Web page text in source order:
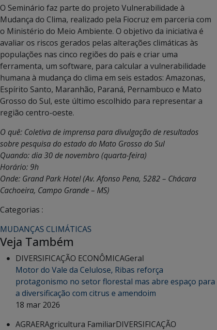
O Seminário faz parte do projeto Vulnerabilidade à
Mudança do Clima, realizado pela Fiocruz em parceria com
o Ministério do Meio Ambiente. O objetivo da iniciativa é
avaliar os riscos gerados pelas alterações climáticas às
populações nas cinco regiões do país e criar uma
ferramenta, um software, para calcular a vulnerabilidade
humana à mudança do clima em seis estados: Amazonas,
Espírito Santo, Maranhão, Paraná, Pernambuco e Mato
Grosso do Sul, este último escolhido para representar a
região centro-oeste.
O quê: Coletiva de imprensa para divulgação de resultados
sobre pesquisa do estado do Mato Grosso do Sul
Quando: dia 30 de novembro (quarta-feira)
Horário: 9h
Onde: Grand Park Hotel (Av. Afonso Pena, 5282 – Chácara
Cachoeira, Campo Grande – MS)
Categorias :
MUDANÇAS CLIMÁTICAS
Veja Também
DIVERSIFICAÇÃO ECONÔMICAGeral
Motor do Vale da Celulose, Ribas reforça
protagonismo no setor florestal mas abre espaço para
a diversificação com citrus e amendoim
18 mar 2026
AGRAERAgricultura FamiliarDIVERSIFICAÇÃO